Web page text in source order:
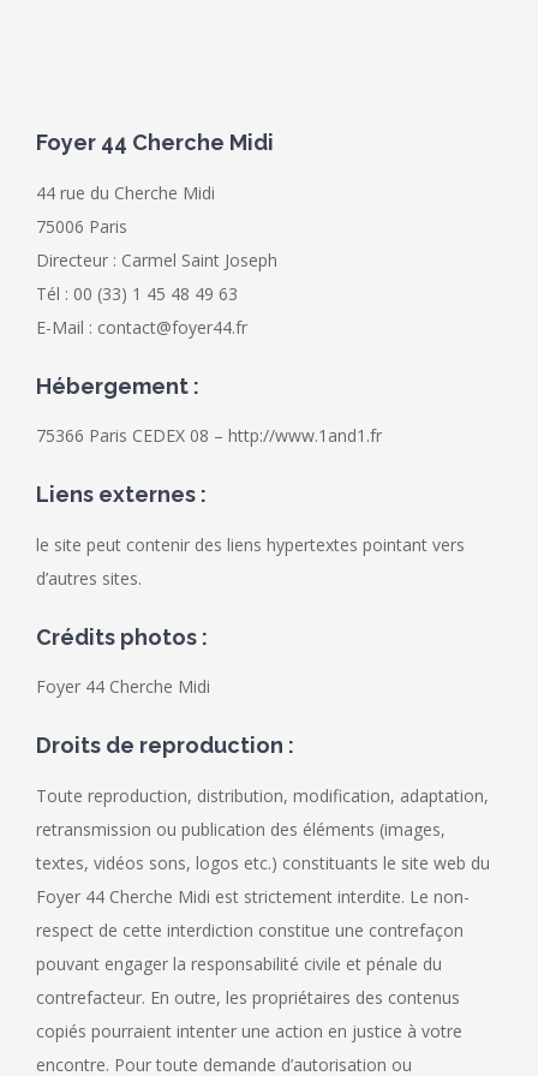
Foyer 44 Cherche Midi
44 rue du Cherche Midi
75006 Paris
Directeur : Carmel Saint Joseph
Tél : 00 (33) 1 45 48 49 63
E-Mail : contact@foyer44.fr
Hébergement :
75366 Paris CEDEX 08 – http://www.1and1.fr
Liens externes :
le site peut contenir des liens hypertextes pointant vers
d’autres sites.
Crédits photos :
Foyer 44 Cherche Midi
Droits de reproduction :
Toute reproduction, distribution, modification, adaptation,
retransmission ou publication des éléments (images,
textes, vidéos sons, logos etc.) constituants le site web du
Foyer 44 Cherche Midi est strictement interdite. Le non-
respect de cette interdiction constitue une contrefaçon
pouvant engager la responsabilité civile et pénale du
contrefacteur. En outre, les propriétaires des contenus
copiés pourraient intenter une action en justice à votre
encontre. Pour toute demande d’autorisation ou